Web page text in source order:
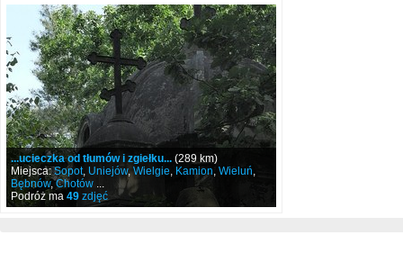
...ucieczka od tłumów i zgiełku... (289 km)
Miejsca:Sopot, Uniejów,Wielgie, Kamion, Wieluń,
Bębnów,Chotów ...
Podróż ma 49 zdjęć